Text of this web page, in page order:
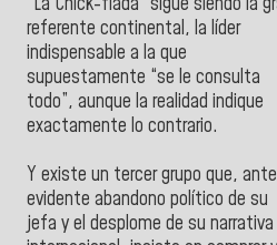
referente continental, la líder
indispensable a la que
supuestamente “se le consulta
todo”, aunque la realidad indique
exactamente lo contrario.
Y existe un tercer grupo que,
evidente abandono político de su
jefa y el desplome de su narrativa